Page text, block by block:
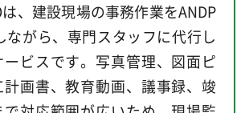
は、建設現場の事務作業をANDP
ながら、専門スタッフに代行し
ビスです。写真管理、図面ピ
計画書、教育動画、議事録、竣